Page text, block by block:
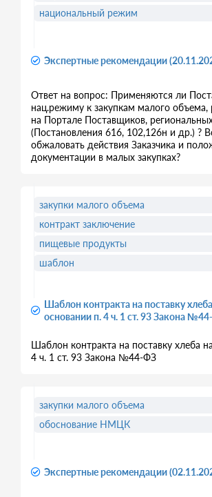
Экспертные рекомендации
Ответ на вопрос: Применяются ли
нац.режиму к закупкам малого
на Портале Поставщиков,
(Постановления 616, 102,126н и др.) ?
обжаловать действия Заказчика и
документации в малых закупках?
национальный режим
Шаблон контракта на поставку
основании п. 4 ч. 1 ст. 93 Закона
Шаблон контракта на поставку хлеба
4 ч. 1 ст. 93 Закона №44-ФЗ
закупки малого объема
контракт заключение
пищевые продукты
шаблон
Экспертные рекомендации
закупки малого объема
обоснование НМЦК